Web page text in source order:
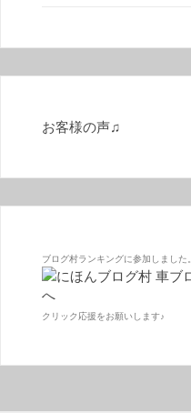
お客様の声♫
ブログ村ランキングに参加しました。
クリック応援をお願いします♪